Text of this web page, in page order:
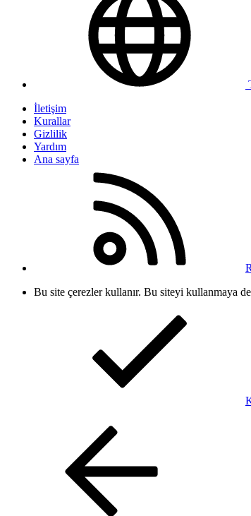
İletişim
Kurallar
Gizlilik
Yardım
Ana sayfa
Bu site çerezler kullanır. Bu siteyi kullanmaya